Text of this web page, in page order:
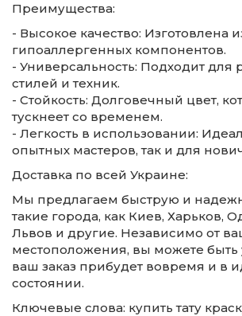
Преимущества:
- Высокое качество: Изготовлена
гипоаллергенных компонентов.
- Универсальность: Подходит для
стилей и техник.
- Стойкость: Долговечный цвет,
тускнеет со временем.
- Легкость в использовании:
опытных мастеров, так и для
Доставка по всей Украине:
Мы предлагаем быструю и
такие города, как Киев, Харьков,
Львов и другие. Независимо от
местоположения, вы можете быть
ваш заказ прибудет вовремя и в
состоянии.
Ключевые слова: купить тату